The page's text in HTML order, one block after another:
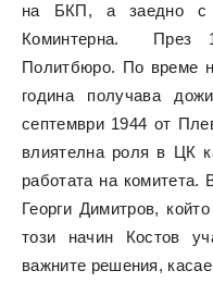
на БКП, а заедно с
Коминтерна. През
Политбюро. По време
година получава
септември 1944 от
влиятелна роля в ЦК
работата на комитета.
Георги Димитров,
този начин Костов
важните решения,